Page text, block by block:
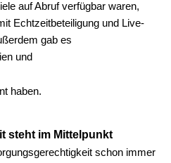
auf Abruf verfügbar waren,
Echtzeitbeteiligung und Live-
gab es
und
haben.
steht im Mittelpunkt
schon immer